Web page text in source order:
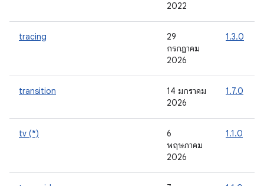
2022
tracing
29
กรกฎาคม
2026
1.3.0
transition
14 มกราคม
2026
1.7.0
tv (*)
6
พฤษภาคม
2026
1.1.0